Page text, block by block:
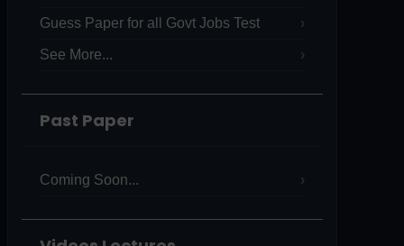
Guess Paper for all Govt Jobs Test
See More...
Past Paper
Coming Soon...